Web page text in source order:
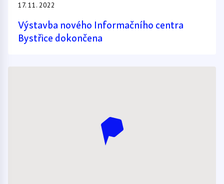
17. 11. 2022
Výstavba nového Informačního centra
Bystřice dokončena